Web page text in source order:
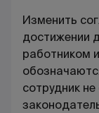
Изменить
достижении
работником
сотрудник